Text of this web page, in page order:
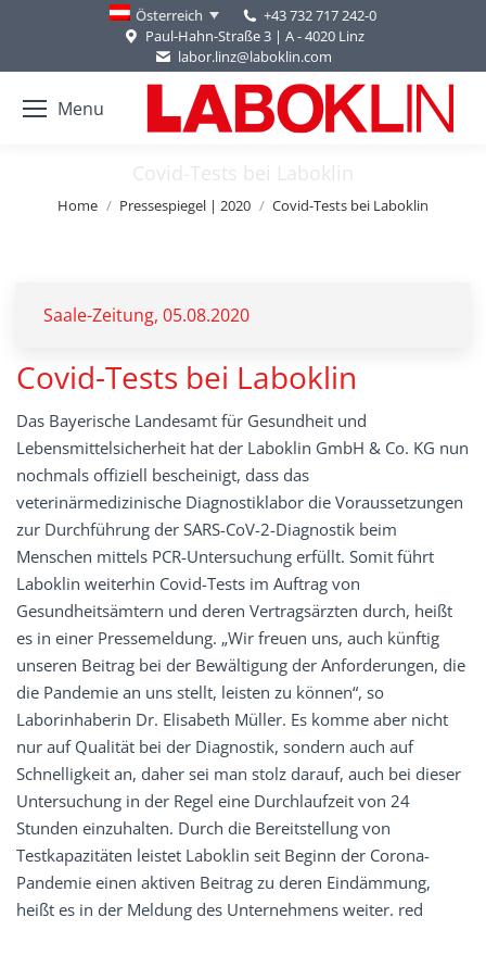
Österreich
+43 732 717 242-0
Paul-Hahn-Straße 3 | A - 4020 Linz
labor.linz@laboklin.com
Menu
Covid-Tests bei Laboklin
You are here:
Home Pressespiegel | 2020 Covid-Tests bei Laboklin
Saale-Zeitung, 05.08.2020
Covid-Tests bei Laboklin
Das Bayerische Landesamt für Gesundheit und
Lebensmittelsicherheit hat der Laboklin GmbH & Co. KG nun
nochmals offiziell bescheinigt, dass das
veterinärmedizinische Diagnostiklabor die Voraussetzungen
zur Durchführung der SARS-CoV-2-Diagnostik beim
Menschen mittels PCR-Untersuchung erfüllt. Somit führt
Laboklin weiterhin Covid-Tests im Auftrag von
Gesundheitsämtern und deren Vertragsärzten durch, heißt
es in einer Pressemeldung. „Wir freuen uns, auch künftig
unseren Beitrag bei der Bewältigung der Anforderungen, die
die Pandemie an uns stellt, leisten zu können“, so
Laborinhaberin Dr. Elisabeth Müller. Es komme aber nicht
nur auf Qualität bei der Diagnostik, sondern auch auf
Schnelligkeit an, daher sei man stolz darauf, auch bei dieser
Untersuchung in der Regel eine Durchlaufzeit von 24
Stunden einzuhalten. Durch die Bereitstellung von
Testkapazitäten leistet Laboklin seit Beginn der Corona-
Pandemie einen aktiven Beitrag zu deren Eindämmung,
heißt es in der Meldung des Unternehmens weiter. red